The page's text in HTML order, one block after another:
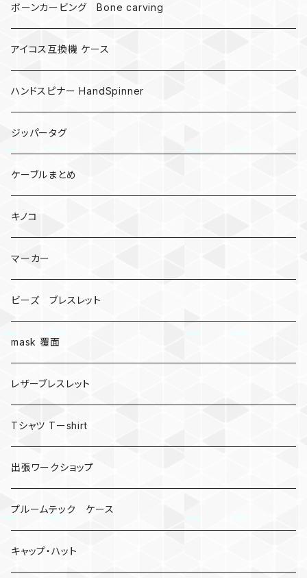
ボーンカービング Bone carving
アイコス互換機 ケース
ハンドスピナー HandSpinner
ジッパータグ
ケーブルまとめ
キノコ
マーカー
ビーズ ブレスレット
mask 覆面
レザーブレスレット
Tシャツ Tーshirt
出張ワークショップ
プルームテック ケース
キャップ・ハット